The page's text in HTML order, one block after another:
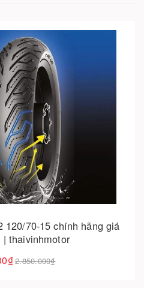
chính hãng giá tốt tại đà
giỏ hàng